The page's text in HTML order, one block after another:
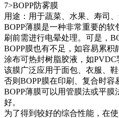
7>BOPP防雾膜
用途：用于蔬菜、水果、寿司、
BOPP薄膜是一种非常重要的
刷前需进行电晕处理。可是，
BOPP膜也有不足，如容易累
涂布可热封树脂胶液，如
该膜广泛应用于面包、衣服、
否则BOPP膜在印刷、复合时容
BOPP薄膜可以用管膜法或平
好。
为了得到较好的综合性能，在